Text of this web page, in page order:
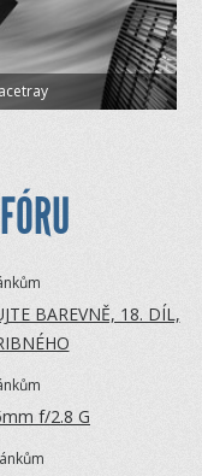
BAREVNĚ, 18. DÍL,
f/2.8 G